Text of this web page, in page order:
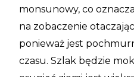
monsunowy, co
na zobaczenie
ponieważ jest
czasu. Szlak będzie